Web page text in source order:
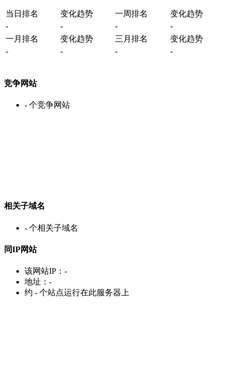
当日排名 变化趋势 一周排名
变化趋势
-
- -
-
一月排名
变化趋势 三月排名
变化趋势
-
- - -
竞争网站
- 个竞争网站
相关子域名
- 个相关子域名
同IP网站
该网站IP： -
地址： -
约 - 个站点运行在此服务器上